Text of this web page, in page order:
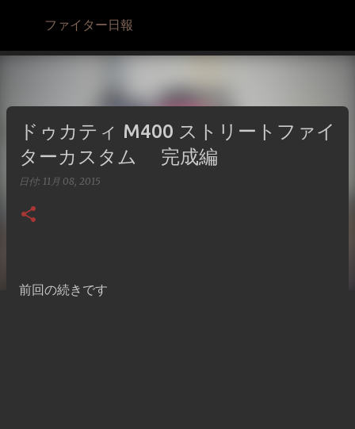
スキップしてメイン コンテンツに移動
ファイター日報
ドゥカティ M400 ストリートファイ
ターカスタム 完成編
日付: 11月 08, 2015
前回の続きです